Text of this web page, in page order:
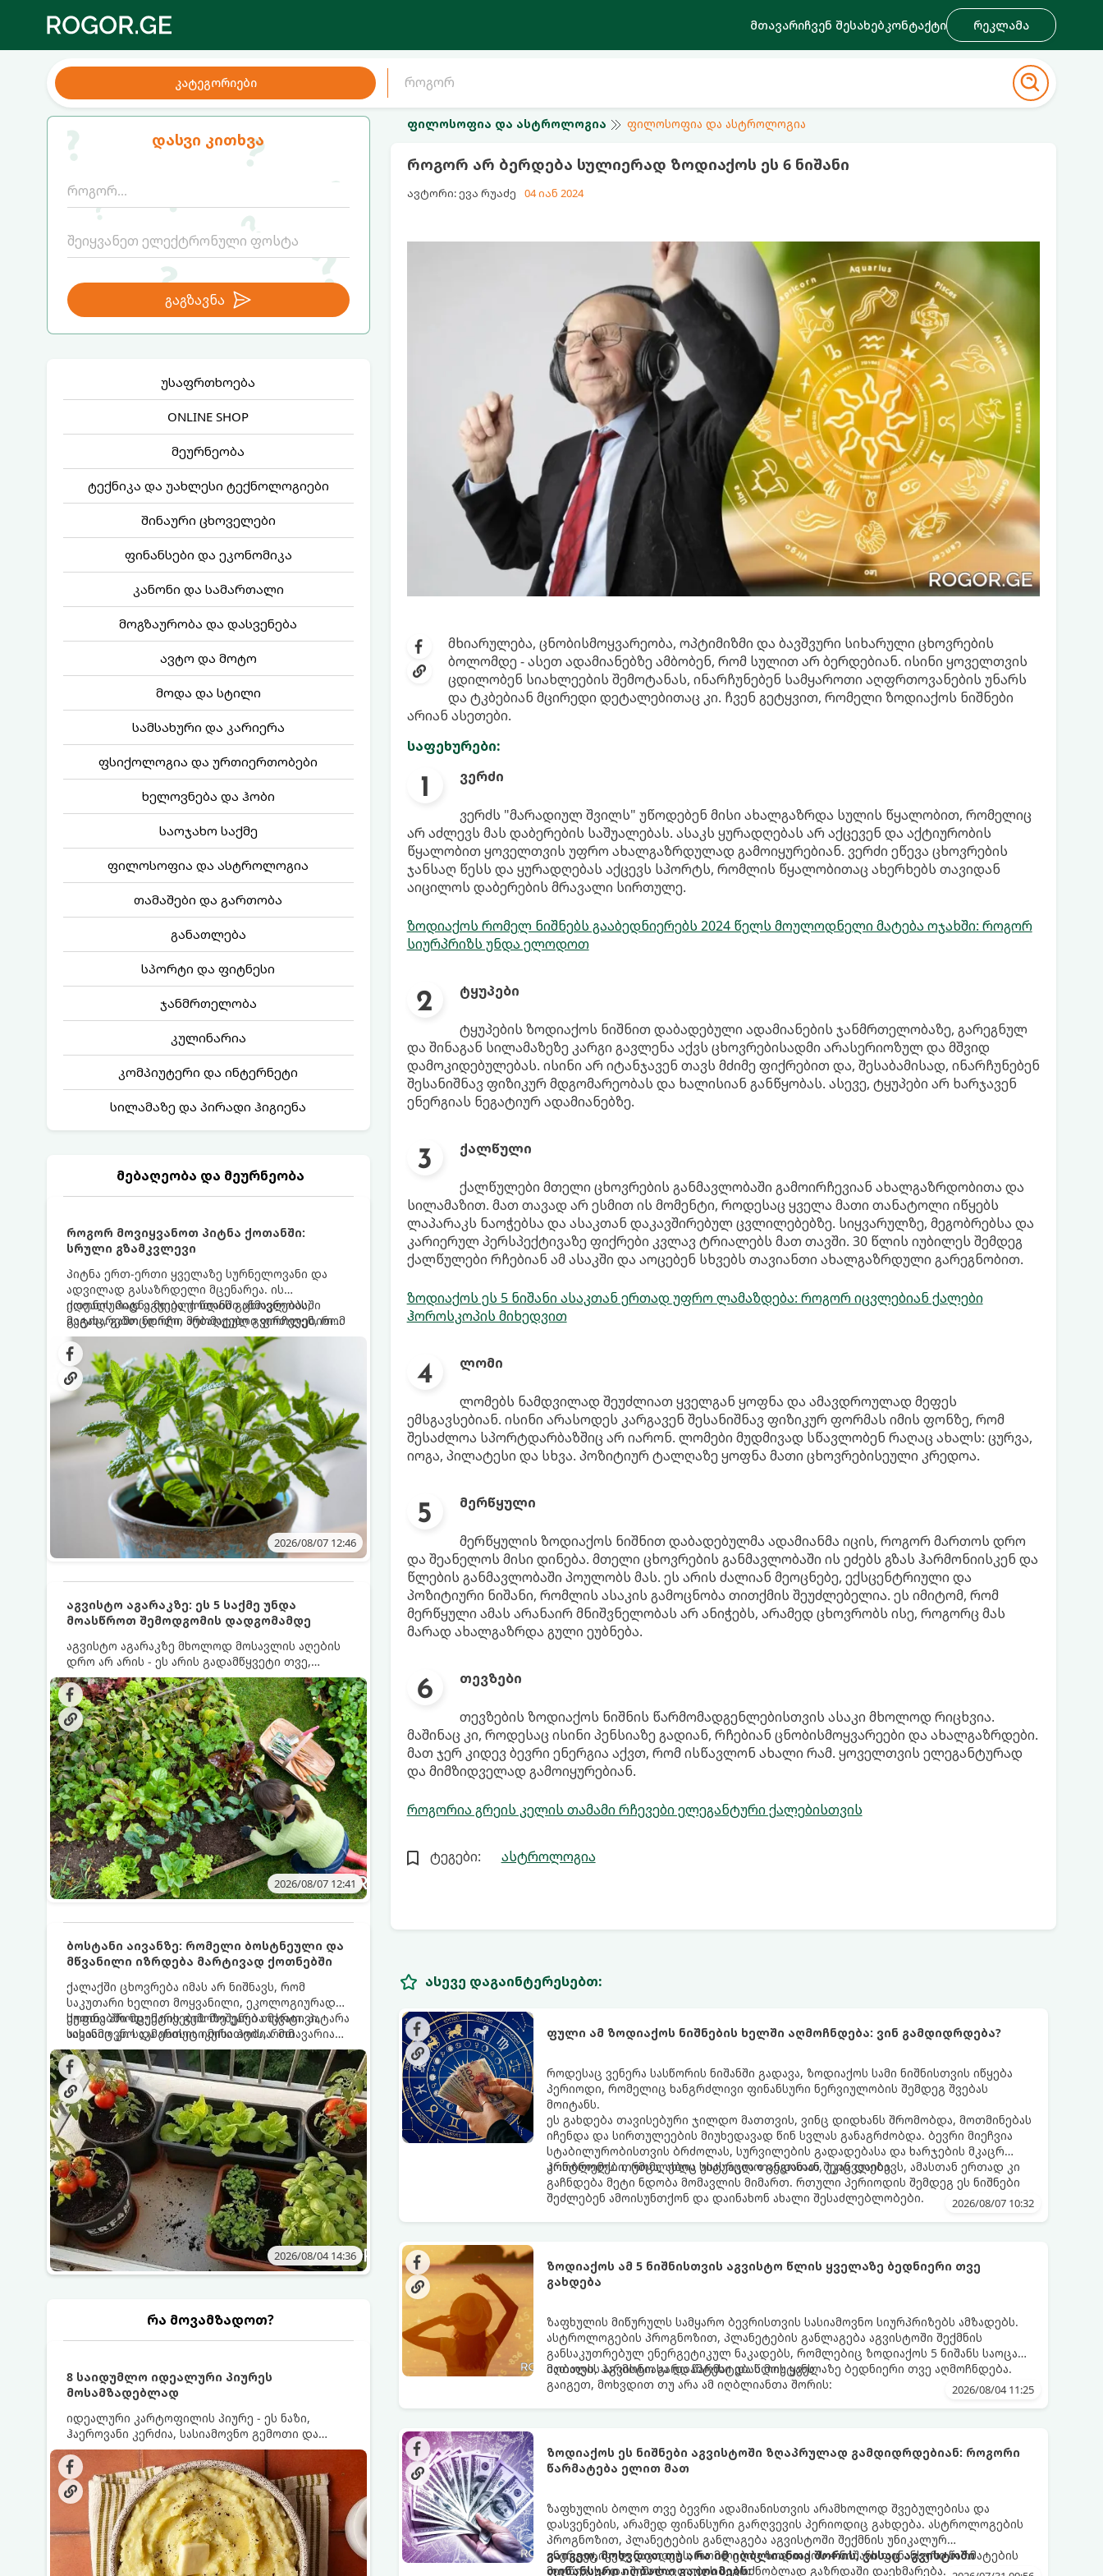
მთავარიჩვენ შესახებკონტაქტი რეკლამა
კატეგორიები
დასვი კითხვა
გაგზავნა
უსაფრთხოება
ONLINE SHOP
მეურნეობა
ტექნიკა და უახლესი ტექნოლოგიები
შინაური ცხოველები
ფინანსები და ეკონომიკა
კანონი და სამართალი
მოგზაურობა და დასვენება
ავტო და მოტო
მოდა და სტილი
სამსახური და კარიერა
ფსიქოლოგია და ურთიერთობები
ხელოვნება და ჰობი
საოჯახო საქმე
ფილოსოფია და ასტროლოგია
თამაშები და გართობა
განათლება
სპორტი და ფიტნესი
ჯანმრთელობა
კულინარია
კომპიუტერი და ინტერნეტი
სილამაზე და პირადი ჰიგიენა
მებაღეობა და მეურნეობა
როგორ მოვიყვანოთ პიტნა ქოთანში:
სრული გზამკვლევი
პიტნა ერთ-ერთი ყველაზე სურნელოვანი და
ადვილად გასაზრდელი მცენარეა. ის
იდეალურად ეგუება ქოთანში ცხოვრებას,
მეტიც, გამოცდილი მებაღეები გვირჩევენ, რომ
პიტნა მხოლოდ ქოთანში მოვიყვანოთ, რადგან
ღია გრუნტში (ბაღში) დარგვისას ის ფესვებით
ძალიან სწრაფად ვრცელდება და სხვა
მცენარეებს ავიწროებს.
ქოთნის პიტნა მთელი წლის განმავლობაში
გაგახარებთ ნორჩი, არომატული ფოთლებით
ჩაის, ლიმონათისა თუ კერძებისთვის.
2026/08/07 12:46
აგვისტო აგარაკზე: ეს 5 საქმე უნდა
მოასწროთ შემოდგომის დადგომამდე
აგვისტო აგარაკზე მხოლოდ მოსავლის აღების
დრო არ არის - ეს არის გადამწყვეტი თვე,
როდესაც საფუძველი ეყრება მომავალი წლის
მოსავალს და ბაღი მზადდება შემოდგომა-
ზამთრის სეზონისთვის. იმისათვის, რომ
ნიადაგმა ენერგია აღიდგინოს, ხოლო
მცენარეებმა ზამთარს გაუძლონ, აგვისტოს
ბოლომდე 5 მნიშვნელოვანი საქმის გაკეთება
უნდა მოასწროთ:
2026/08/07 12:41
ბოსტანი აივანზე: რომელი ბოსტნეული და
მწვანილი იზრდება მარტივად ქოთნებში
ქალაქში ცხოვრება იმას არ ნიშნავს, რომ
საკუთარი ხელით მოყვანილი, ეკოლოგიურად
სუფთა პროდუქტის გემოზე უარი თქვათ. პატარა
აივანიც კი საკმარისია იმისათვის, რომ
მოიწყოთ მინი-ბოსტანი, საიდანაც
ყოველდღიურად ახალ, არომატულ მწვანილსა
და ბოსტნეულს მოკრეფთ.
ქოთნებში მცენარეების მოშენება მარტივი,
სასიამოვნო და ესთეტიკური ჰობია. მთავარია
იცოდეთ, რომელი კულტურები ეგუებიან
ქოთნის პირობებს ყველაზე კარგად და როგორ
მოუაროთ მათ სწორად.
2026/08/04 14:36
რა მოვამზადოთ?
8 საიდუმლო იდეალური პიურეს
მოსამზადებლად
იდეალური კარტოფილის პიურე - ეს ნაზი,
ჰაეროვანი კერძია, სასიამოვნო გემოთი და
ნაღების-მოყვითალო ფერით. მისი მომზადება
ძალიან მარტივია, მაგრამ არსებობს რამდენიმე
საიდუმლო, რომლებიც უნდა იცოდეთ, რომ
პიურე იდეალურად გემრიელი გამოვიდეს.
ფილოსოფია და ასტროლოგია ფილოსოფია და ასტროლოგია
როგორ არ ბერდება სულიერად ზოდიაქოს ეს 6 ნიშანი
ავტორი: ევა რუაძე 04 იან 2024
მხიარულება, ცნობისმოყვარეობა, ოპტიმიზმი და ბავშვური სიხარული ცხოვრების
ბოლომდე - ასეთ ადამიანებზე ამბობენ, რომ სულით არ ბერდებიან. ისინი ყოველთვის
ცდილობენ სიახლეების შემოტანას, ინარჩუნებენ სამყაროთი აღფრთოვანების უნარს
და ტკბებიან მცირედი დეტალებითაც კი. ჩვენ გეტყვით, რომელი ზოდიაქოს ნიშნები
არიან ასეთები.
საფეხურები:
ვერძი
ვერძს "მარადიულ შვილს" უწოდებენ მისი ახალგაზრდა სულის წყალობით, რომელიც
არ აძლევს მას დაბერების საშუალებას. ასაკს ყურადღებას არ აქცევენ და აქტიურობის
წყალობით ყოველთვის უფრო ახალგაზრდულად გამოიყურებიან. ვერძი ეწევა ცხოვრების
ჯანსაღ წესს და ყურადღებას აქცევს სპორტს, რომლის წყალობითაც ახერხებს თავიდან
აიცილოს დაბერების მრავალი სირთულე.
ზოდიაქოს რომელ ნიშნებს გააბედნიერებს 2024 წელს მოულოდნელი მატება ოჯახში: როგორ
სიურპრიზს უნდა ელოდოთ
ტყუპები
ტყუპების ზოდიაქოს ნიშნით დაბადებული ადამიანების ჯანმრთელობაზე, გარეგნულ
და შინაგან სილამაზეზე კარგი გავლენა აქვს ცხოვრებისადმი არასერიოზულ და მშვიდ
დამოკიდებულებას. ისინი არ იტანჯავენ თავს მძიმე ფიქრებით და, შესაბამისად, ინარჩუნებენ
შესანიშნავ ფიზიკურ მდგომარეობას და ხალისიან განწყობას. ასევე, ტყუპები არ ხარჯავენ
ენერგიას ნეგატიურ ადამიანებზე.
ქალწული
ქალწულები მთელი ცხოვრების განმავლობაში გამოირჩევიან ახალგაზრდობითა და
სილამაზით. მათ თავად არ ესმით ის მომენტი, როდესაც ყველა მათი თანატოლი იწყებს
ლაპარაკს ნაოჭებსა და ასაკთან დაკავშირებულ ცვლილებებზე. სიყვარულზე, მეგობრებსა და
კარიერულ პერსპექტივაზე ფიქრები კვლავ ტრიალებს მათ თავში. 30 წლის იუბილეს შემდეგ
ქალწულები რჩებიან ამ ასაკში და აოცებენ სხვებს თავიანთი ახალგაზრდული გარეგნობით.
ზოდიაქოს ეს 5 ნიშანი ასაკთან ერთად უფრო ლამაზდება: როგორ იცვლებიან ქალები
ჰოროსკოპის მიხედვით
ლომი
ლომებს ნამდვილად შეუძლიათ ყველგან ყოფნა და ამავდროულად მეფეს
ემსგავსებიან. ისინი არასოდეს კარგავენ შესანიშნავ ფიზიკურ ფორმას იმის ფონზე, რომ
შესაძლოა სპორტდარბაზშიც არ იარონ. ლომები მუდმივად სწავლობენ რაღაც ახალს: ცურვა,
იოგა, პილატესი და სხვა. პოზიტიურ ტალღაზე ყოფნა მათი ცხოვრებისეული კრედოა.
მერწყული
მერწყულის ზოდიაქოს ნიშნით დაბადებულმა ადამიანმა იცის, როგორ მართოს დრო
და შეანელოს მისი დინება. მთელი ცხოვრების განმავლობაში ის ეძებს გზას ჰარმონიისკენ და
წლების განმავლობაში პოულობს მას. ეს არის ძალიან მეოცნებე, ექსცენტრიული და
პოზიტიური ნიშანი, რომლის ასაკის გამოცნობა თითქმის შეუძლებელია. ეს იმიტომ, რომ
მერწყული ამას არანაირ მნიშვნელობას არ ანიჭებს, არამედ ცხოვრობს ისე, როგორც მას
მარად ახალგაზრდა გული ეუბნება.
თევზები
თევზების ზოდიაქოს ნიშნის წარმომადგენლებისთვის ასაკი მხოლოდ რიცხვია.
მაშინაც კი, როდესაც ისინი პენსიაზე გადიან, რჩებიან ცნობისმოყვარეები და ახალგაზრდები.
მათ ჯერ კიდევ ბევრი ენერგია აქვთ, რომ ისწავლონ ახალი რამ. ყოველთვის ელეგანტურად
და მიმზიდველად გამოიყურებიან.
როგორია გრეის კელის თამამი რჩევები ელეგანტური ქალებისთვის
ტეგები: ასტროლოგია
ასევე დაგაინტერესებთ:
ფული ამ ზოდიაქოს ნიშნების ხელში აღმოჩნდება: ვინ გამდიდრდება?
როდესაც ვენერა სასწორის ნიშანში გადავა, ზოდიაქოს სამი ნიშნისთვის იწყება
პერიოდი, რომელიც ხანგრძლივი ფინანსური ნერვიულობის შემდეგ შვებას
მოიტანს.
ეს გახდება თავისებური ჯილდო მათთვის, ვინც დიდხანს შრომობდა, მოთმინებას
იჩენდა და სირთულეების მიუხედავად წინ სვლას განაგრძობდა. ბევრი მიეჩვია
სტაბილურობისთვის ბრძოლას, სურვილების გადადებასა და ხარჯების მკაცრ
კონტროლს. თუმცა, ახლა სიტუაცია თანდათან შეიცვლება.
პრობლემები, რომლებიც უსასრულო გეგონათ, უკან დაიხევს, ამასთან ერთად კი
გაჩნდება მეტი ნდობა მომავლის მიმართ. რთული პერიოდის შემდეგ ეს ნიშნები
შეძლებენ ამოისუნთქონ და დაინახონ ახალი შესაძლებლობები.
2026/08/07 10:32
ზოდიაქოს ამ 5 ნიშნისთვის აგვისტო წლის ყველაზე ბედნიერი თვე
გახდება
ზაფხულის მიწურულს სამყარო ბევრისთვის სასიამოვნო სიურპრიზებს ამზადებს.
ასტროლოგების პროგნოზით, პლანეტების განლაგება აგვისტოში შექმნის
განსაკუთრებულ ენერგეტიკულ ნაკადებს, რომლებიც ზოდიაქოს 5 ნიშანს საოცარ
იღბალს, ჰარმონიასა და წარმატებას მოუტანს.
მათთვის აგვისტო გარდამტეხი და წლის ყველაზე ბედნიერი თვე აღმოჩნდება.
გაიგეთ, მოხვდით თუ არა ამ იღბლიანთა შორის:
2026/08/04 11:25
ზოდიაქოს ეს ნიშნები აგვისტოში ზღაპრულად გამდიდრდებიან: როგორი
წარმატება ელით მათ
ზაფხულის ბოლო თვე ბევრი ადამიანისთვის არამხოლოდ შვებულებისა და
დასვენების, არამედ ფინანსური გარღვევის პერიოდიც გახდება. ასტროლოგების
პროგნოზით, პლანეტების განლაგება აგვისტოში შექმნის უნიკალურ
ენერგეტიკულ ნაკადებს, რომლებიც ზოდიაქოს 4 ნიშანს ფინანსური წარმატების
მიღწევასა და შემოსავლების საგრძნობლად გაზრდაში დაეხმარება.
გაიგეთ, მოხვდით თუ არა იმ იღბლიანთა შორის, ვისაც აგვისტოში
ფინანსური იღბალი გაუღიმებს: